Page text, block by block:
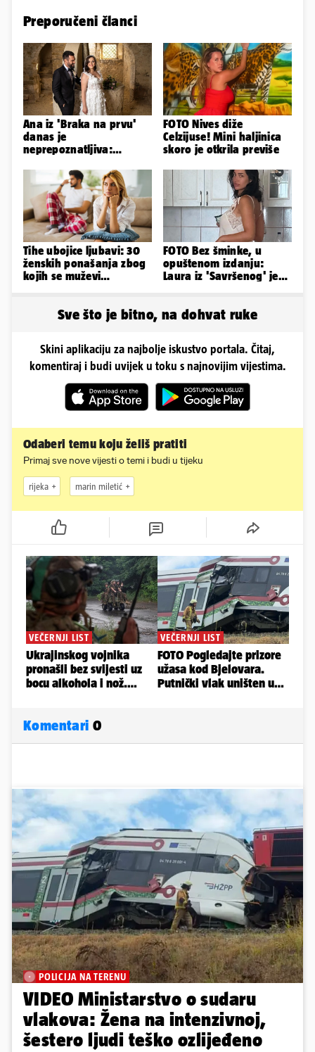
Preporučeni članci
Ana iz 'Braka na prvu'
danas je
neprepoznatljiva:
ovako sad izgleda
FOTO Nives diže
Celzijuse! Mini haljinica
skoro je otkrila previše
Tihe ubojice ljubavi: 30
ženskih ponašanja zbog
kojih se muževi
FOTO Bez šminke, u
opuštenom izdanju:
Laura iz 'Savršenog' je
Sve što je bitno, na dohvat ruke
Skini aplikaciju za najbolje iskustvo portala. Čitaj,
komentiraj i budi uvijek u toku s najnovijim vijestima.
Odaberi temu koju želiš pratiti
Primaj sve nove vijesti o temi i budi u tijeku
rijeka marin miletić
Komentari 0
POLICIJA NA TERENU
VIDEO Ministarstvo o sudaru
vlakova: Žena na intenzivnoj,
šestero ljudi teško ozlijeđeno